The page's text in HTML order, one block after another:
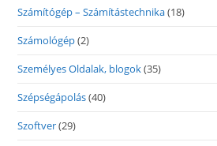
Számítógép – Számítástechnika(18)
Számológép(2)
Személyes Oldalak, blogok(35)
Szépségápolás(40)
Szoftver(29)